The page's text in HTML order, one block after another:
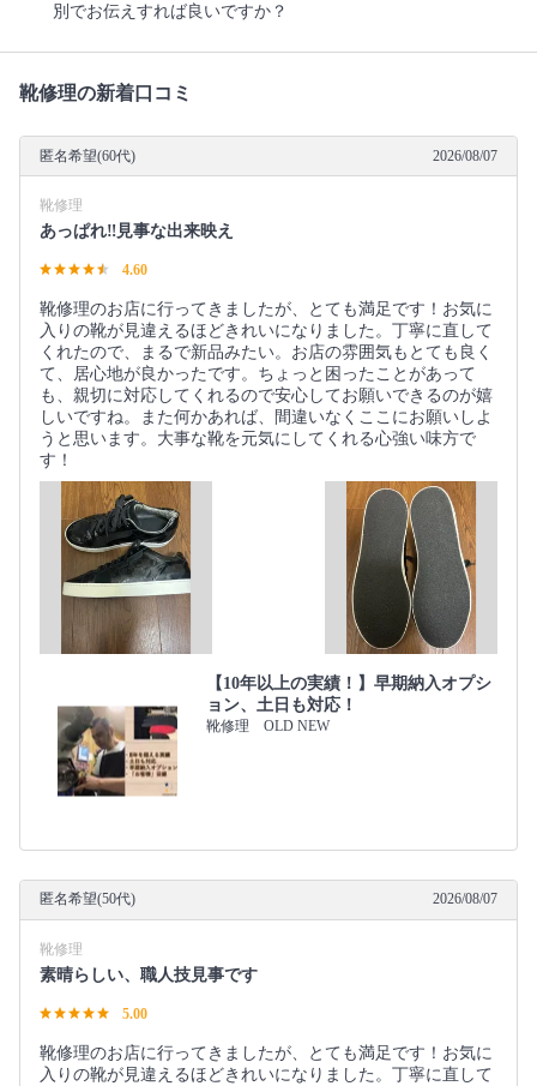
別でお伝えすれば良いですか？
靴修理の新着口コミ
匿名希望(60代) 2026/08/07
靴修理
あっぱれ‼️見事な出来映え
4.60
靴修理のお店に行ってきましたが、とても満足です！お気に
入りの靴が見違えるほどきれいになりました。丁寧に直して
くれたので、まるで新品みたい。お店の雰囲気もとても良く
て、居心地が良かったです。ちょっと困ったことがあって
も、親切に対応してくれるので安心してお願いできるのが嬉
しいですね。また何かあれば、間違いなくここにお願いしよ
うと思います。大事な靴を元気にしてくれる心強い味方で
す！
【10年以上の実績！】早期納入オプシ
ョン、土日も対応！
靴修理 OLD NEW
匿名希望(50代) 2026/08/07
靴修理
素晴らしい、職人技見事です
5.00
靴修理のお店に行ってきましたが、とても満足です！お気に
入りの靴が見違えるほどきれいになりました。丁寧に直して